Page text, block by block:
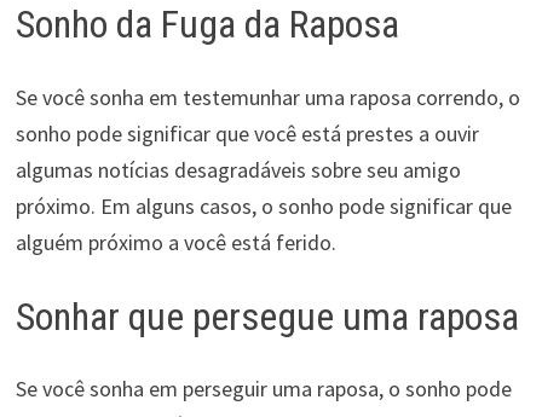
Sonho da Fuga da Raposa
Se você sonha em testemunhar uma raposa correndo, o
sonho pode significar que você está prestes a ouvir
algumas notícias desagradáveis sobre seu amigo
próximo. Em alguns casos, o sonho pode significar que
alguém próximo a você está ferido.
Sonhar que persegue uma raposa
Se você sonha em perseguir uma raposa, o sonho pode